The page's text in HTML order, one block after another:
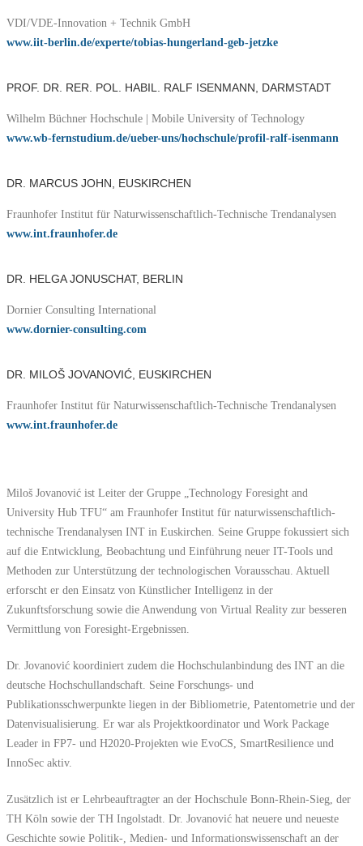
VDI/VDE-Innovation + Technik GmbH
www.iit-berlin.de/experte/tobias-hungerland-geb-jetzke
PROF. DR. RER. POL. HABIL. RALF ISENMANN, DARMSTADT
Wilhelm Büchner Hochschule | Mobile University of Technology
www.wb-fernstudium.de/ueber-uns/hochschule/profil-ralf-isenmann
DR. MARCUS JOHN, EUSKIRCHEN
Fraunhofer Institut für Naturwissenschaftlich-Technische Trendanalysen
www.int.fraunhofer.de
DR. HELGA JONUSCHAT, BERLIN
Dornier Consulting International
www.dornier-consulting.com
DR. MILOŠ JOVANOVIĆ, EUSKIRCHEN
Fraunhofer Institut für Naturwissenschaftlich-Technische Trendanalysen
www.int.fraunhofer.de
Miloš Jovanović ist Leiter der Gruppe „Technology Foresight and
University Hub TFU“ am Fraunhofer Institut für naturwissenschaftlich-
technische Trendanalysen INT in Euskirchen. Seine Gruppe fokussiert sich
auf die Entwicklung, Beobachtung und Einführung neuer IT-Tools und
Methoden zur Unterstützung der technologischen Vorausschau. Aktuell
erforscht er den Einsatz von Künstlicher Intelligenz in der
Zukunftsforschung sowie die Anwendung von Virtual Reality zur besseren
Vermittlung von Foresight-Ergebnissen.
Dr. Jovanović koordiniert zudem die Hochschulanbindung des INT an die
deutsche Hochschullandschaft. Seine Forschungs- und
Publikationsschwerpunkte liegen in der Bibliometrie, Patentometrie und der
Datenvisualisierung. Er war als Projektkoordinator und Work Package
Leader in FP7- und H2020-Projekten wie EvoCS, SmartResilience und
InnoSec aktiv.
Zusätzlich ist er Lehrbeauftragter an der Hochschule Bonn-Rhein-Sieg, der
TH Köln sowie der TH Ingolstadt. Dr. Jovanović hat neuere und neueste
Geschichte sowie Politik-, Medien- und Informationswissenschaft an der